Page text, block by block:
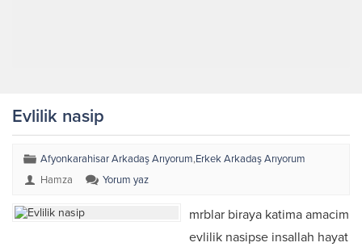
Evlilik nasip
Afyonkarahisar Arkadaş Arıyorum,Erkek Arkadaş Arıyorum
Hamza
Yorum yaz
mrblar biraya katima amacim
evlilik nasipse insallah hayat